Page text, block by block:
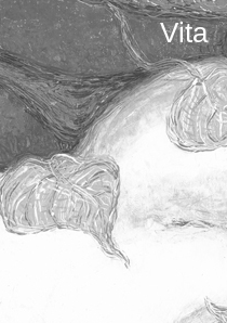
Vita